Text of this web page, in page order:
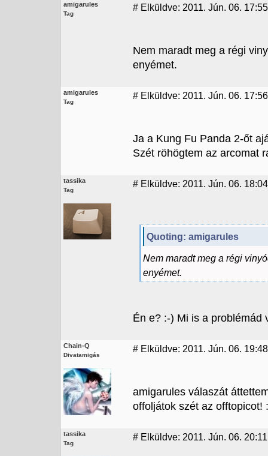
amigarules
Tag
# Elküldve: 2011. Jún. 06. 17:55
Nem maradt meg a régi
enyémet.
amigarules
Tag
# Elküldve: 2011. Jún. 06. 17:56
Ja a Kung Fu Panda 2-őt
Szét röhögtem az arcomat
tassika
Tag
# Elküldve: 2011. Jún. 06. 18:04
Quoting: amigarules
Nem maradt meg a régi
enyémet.
Én e? :-) Mi is a problémád
Chain-Q
Divatamigás
# Elküldve: 2011. Jún. 06. 19:48
amigarules válaszát
offoljátok szét az offtopicot!
tassika
Tag
# Elküldve: 2011. Jún. 06. 20:11